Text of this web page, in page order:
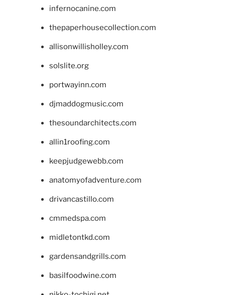
infernocanine.com
thepaperhousecollection.com
allisonwillisholley.com
solslite.org
portwayinn.com
djmaddogmusic.com
thesoundarchitects.com
allin1roofing.com
keepjudgewebb.com
anatomyofadventure.com
drivancastillo.com
cmmedspa.com
midletontkd.com
gardensandgrills.com
basilfoodwine.com